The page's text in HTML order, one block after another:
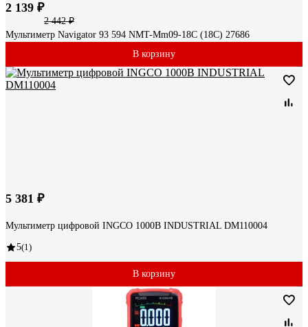
2 139 ₽
2 442 ₽
Мультиметр Navigator 93 594 NMT-Mm09-18C (18C) 27686
В корзину
5 381 ₽
Мультиметр цифровой INGCO 1000В INDUSTRIAL DM110004
5(1)
В корзину